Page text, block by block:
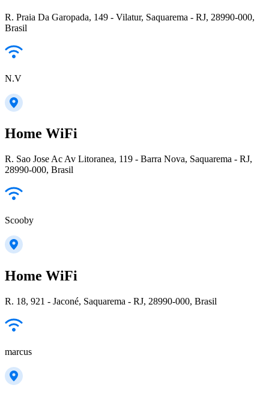
R. Praia Da Garopada, 149 - Vilatur, Saquarema - RJ, 28990-000,
Brasil
N.V
Home WiFi
R. Sao Jose Ac Av Litoranea, 119 - Barra Nova, Saquarema - RJ,
28990-000, Brasil
Scooby
Home WiFi
R. 18, 921 - Jaconé, Saquarema - RJ, 28990-000, Brasil
marcus